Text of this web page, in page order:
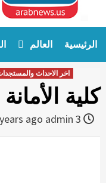
content
الرئيسية العالم
اخر الاحداث
كلية
admin